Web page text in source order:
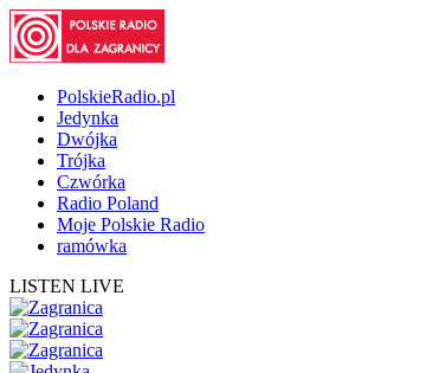
PolskieRadio.pl
Jedynka
Dwójka
Trójka
Czwórka
Radio Poland
Moje Polskie Radio
ramówka
LISTEN LIVE